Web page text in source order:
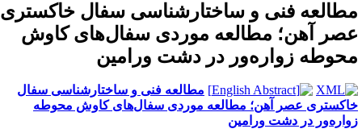
فنی و ساختارشناسی سفال خاکستری
آهن؛ مطالعه موردی سفال‌های کاوش
زواره‌ور در دشت ورامین
مطالعه فنی و ساختارشناسی سفال
عصر آهن؛ مطالعه موردی سفال‌های کاوش محوطه
در دشت ورامین